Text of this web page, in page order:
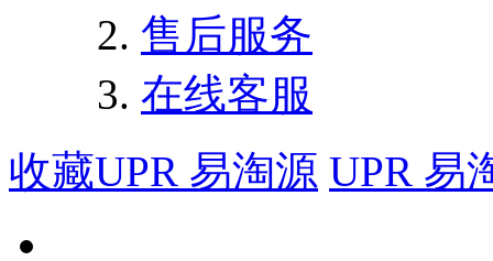
售后服务
在线客服
收藏UPR 易淘源 UPR 易